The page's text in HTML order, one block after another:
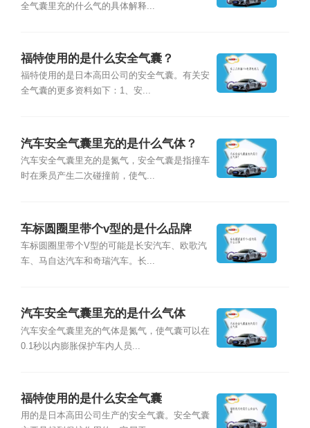
全气囊里充的什么气的具体解释...
福特使用的是什么安全气囊？
福特使用的是日本高田公司的安全气囊。有关安
全气囊的更多资料如下：1、安...
汽车安全气囊里充的是什么气体？
汽车安全气囊里充的是氮气，安全气囊是指撞车
时在乘员产生二次碰撞前，使气...
车标圆圈里带个v型的是什么品牌
车标圆圈里带个V型的可能是长安汽车、欧歌汽
车、马自达汽车和奇瑞汽车。长...
汽车安全气囊里充的是什么气体
汽车安全气囊里充的气体是氮气，使气囊可以在
0.1秒以内膨胀保护车内人员...
福特使用的是什么安全气囊
用的是日本高田公司生产的安全气囊。安全气囊